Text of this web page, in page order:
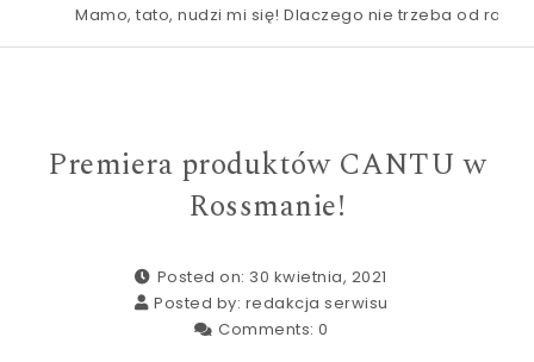
Mamo, tato, nudzi mi się! Dlaczego nie trzeba od razu
Premiera produktów CANTU w
Rossmanie!
Posted on: 30 kwietnia, 2021
Posted by: redakcja serwisu
Comments: 0